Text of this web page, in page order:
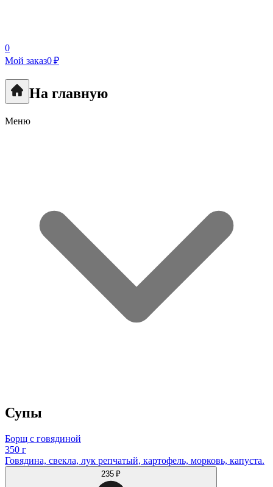
0
Мой заказ0 ₽
На главную
Меню
Супы
Борщ с говядиной
350 г
Говядина, свекла, лук репчатый, картофель, морковь, капуста.
235 ₽